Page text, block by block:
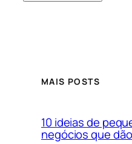
MAIS POSTS
10 ideias de
negócios que